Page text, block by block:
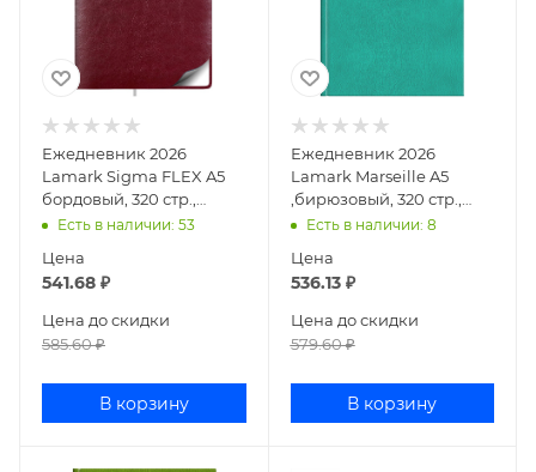
Ежедневник 2026
Lamark Sigma FLEX A5
бордовый, 320 стр.,
искусственная кожа,
Есть в наличии: 53
Цена
541.68 ₽
Цена до скидки
585.60₽
В корзину
Ежедневник 2026
Lamark Marseille A5
,бирюзовый, 320 стр.,
искусственная кожа,
перфорация
Есть в наличии: 8
Цена
536.13₽
Цена до скидки
579.60₽
В корзину